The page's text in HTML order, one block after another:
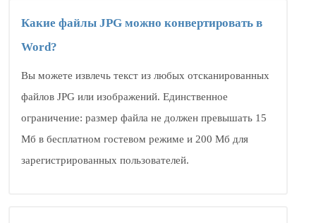
Какие файлы JPG можно конвертировать в
Word?
Вы можете извлечь текст из любых отсканированных
файлов JPG или изображений. Единственное
ограничение: размер файла не должен превышать 15
Мб в бесплатном гостевом режиме и 200 Мб для
зарегистрированных пользователей.